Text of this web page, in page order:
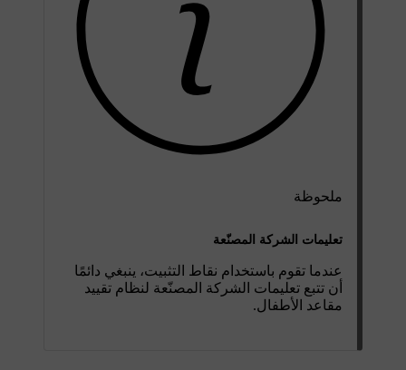
ملحوظة
تعليمات الشركة المصنّعة
عندما تقوم باستخدام نقاط التثبيت، ينبغي دائمًا
أن تتبع تعليمات الشركة المصنّعة لنظام تقييد
مقاعد الأطفال.